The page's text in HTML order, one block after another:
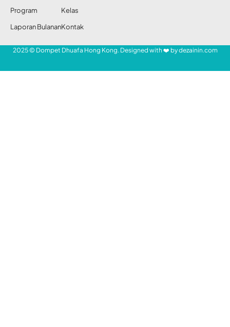
Program
Laporan Bulanan
Kelas
Kontak
2025 © Dompet Dhuafa Hong Kong. Designed with ❤️ bydezainin.com